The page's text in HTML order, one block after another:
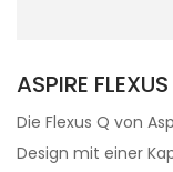
ASPIRE
Die Flexus Q von
Design mit einer